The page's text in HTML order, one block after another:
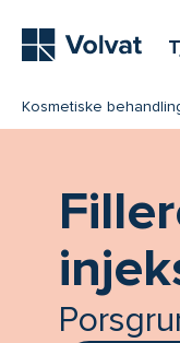
Kosmetiske